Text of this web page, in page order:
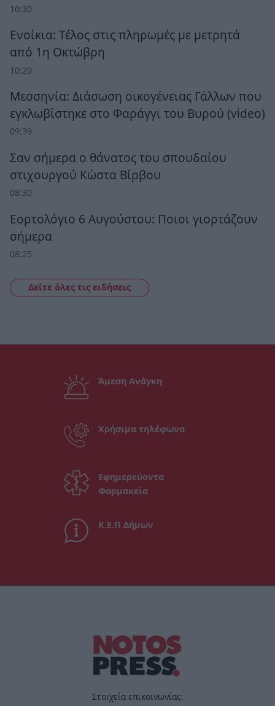
10:30
Ενοίκια: Τέλος στις πληρωμές με μετρητά
από 1η Οκτώβρη
10:29
Μεσσηνία: Διάσωση οικογένειας Γάλλων που
εγκλωβίστηκε στο Φαράγγι του Βυρού (video)
09:39
Σαν σήμερα ο θάνατος του σπουδαίου
στιχουργού Κώστα Βίρβου
08:30
Εορτολόγιο 6 Αυγούστου: Ποιοι γιορτάζουν
σήμερα
08:25
Δείτε όλες τις ειδήσεις
Άμεση Ανάγκη
Χρήσιμα τηλέφωνα
Εφημερεύοντα
Φαρμακεία
Κ.Ε.Π Δήμων
Στοιχεία επικοινωνίας: